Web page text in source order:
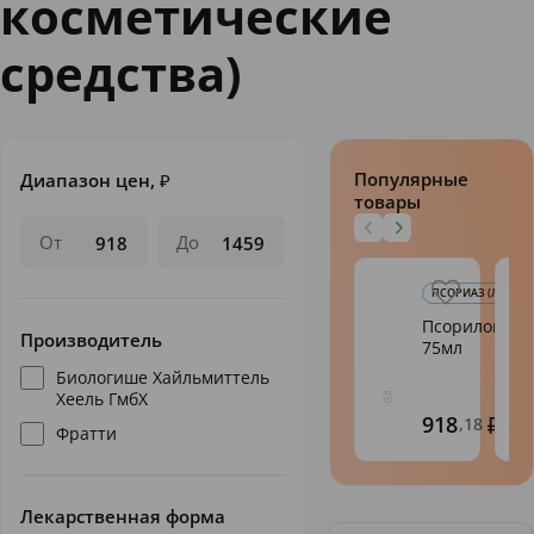
косметические
средства)
Диапазон цен, ₽
От До
Производитель
Биологише Хайльмиттель
Хеель ГмбХ
Фратти
Лекарственная форма
Популярные
товары
ПСОРИАЗ
Псорилом
75мл
918,18